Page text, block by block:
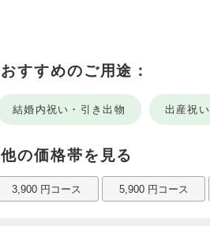
おすすめのご用途：
結婚内祝い・引き出物 出産祝い
他の価格帯を見る
3,900 円コース 5,900 円コース